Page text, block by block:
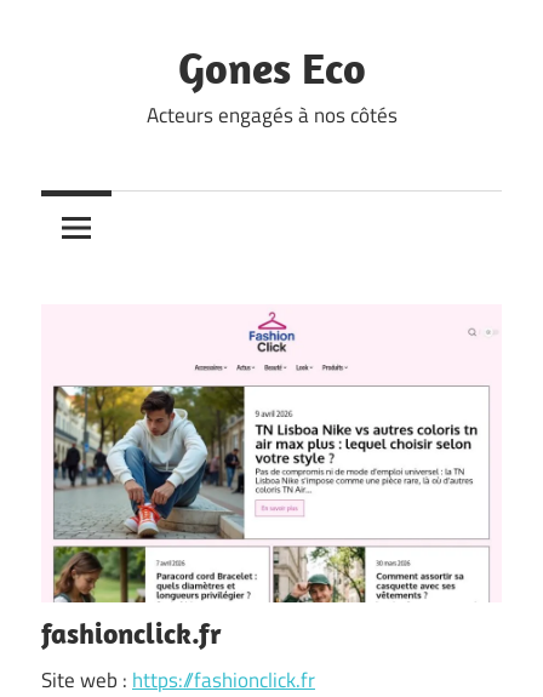
Gones Eco
Acteurs engagés à nos côtés
fashionclick.fr
Site web : https://fashionclick.fr